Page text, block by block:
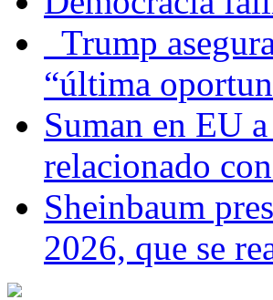
Trump
“última
Suman en EU
relacionado
Sheinbaum
2026, que se